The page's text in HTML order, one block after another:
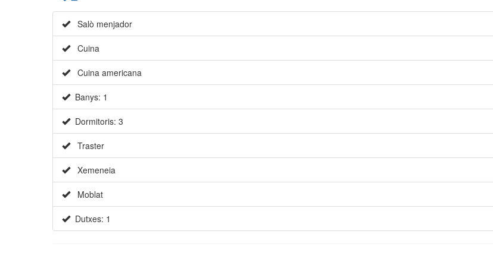
Salò menjador
Cuina
Cuina americana
Banys: 1
Dormitoris: 3
Traster
Xemeneia
Moblat
Dutxes: 1
Casa